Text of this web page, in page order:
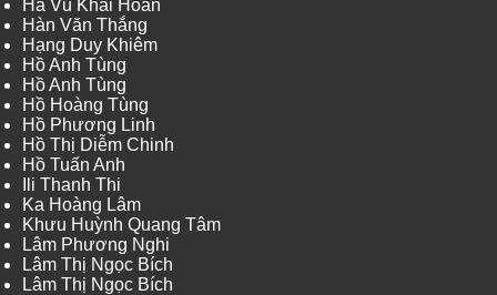
Hà Vũ Khải Hoàn
Hàn Văn Thắng
Hạng Duy Khiêm
Hồ Anh Tùng
Hồ Anh Tùng
Hồ Hoàng Tùng
Hồ Phương Linh
Hồ Thị Diễm Chinh
Hồ Tuấn Anh
Ili Thanh Thi
Ka Hoàng Lâm
Khưu Huỳnh Quang Tâm
Lâm Phương Nghi
Lâm Thị Ngọc Bích
Lâm Thị Ngọc Bích